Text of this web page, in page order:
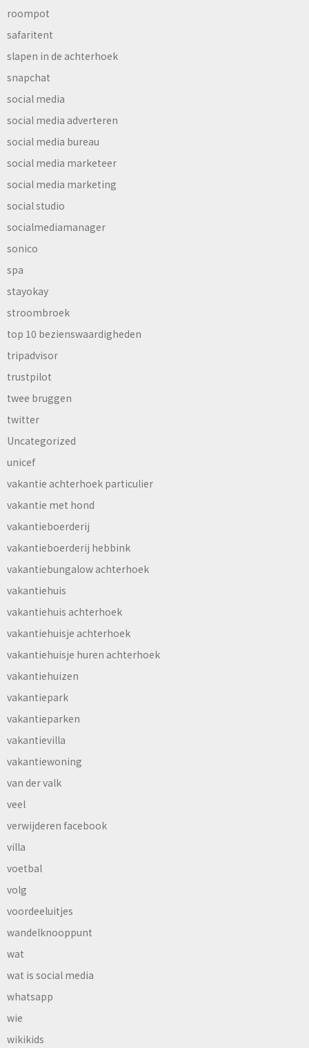
roompot
safaritent
slapen in de achterhoek
snapchat
social media
social media adverteren
social media bureau
social media marketeer
social media marketing
social studio
socialmediamanager
sonico
spa
stayokay
stroombroek
top 10 bezienswaardigheden
tripadvisor
trustpilot
twee bruggen
twitter
Uncategorized
unicef
vakantie achterhoek particulier
vakantie met hond
vakantieboerderij
vakantieboerderij hebbink
vakantiebungalow achterhoek
vakantiehuis
vakantiehuis achterhoek
vakantiehuisje achterhoek
vakantiehuisje huren achterhoek
vakantiehuizen
vakantiepark
vakantieparken
vakantievilla
vakantiewoning
van der valk
veel
verwijderen facebook
villa
voetbal
volg
voordeeluitjes
wandelknooppunt
wat
wat is social media
whatsapp
wie
wikikids